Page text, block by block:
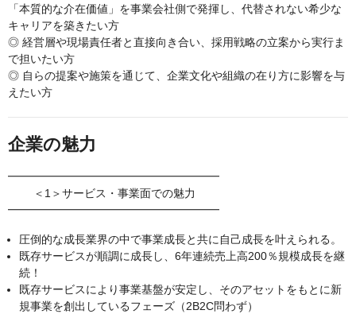
「本質的な介在価値」を事業会社側で発揮し、代替されない希少な
キャリアを築きたい方
◎ 経営層や現場責任者と直接向き合い、採用戦略の立案から実行ま
で担いたい方
◎ 自らの提案や施策を通じて、企業文化や組織の在り方に影響を与
えたい方
企業の魅力
━━━━━━━━━━━━━━━━━━━
＜1＞サービス・事業面での魅力
━━━━━━━━━━━━━━━━━━━
圧倒的な成長業界の中で事業成長と共に自己成長を叶えられる。
既存サービスが順調に成長し、6年連続売上高200％規模成長を継
続！
既存サービスにより事業基盤が安定し、そのアセットをもとに新
規事業を創出しているフェーズ（2B2C問わず）